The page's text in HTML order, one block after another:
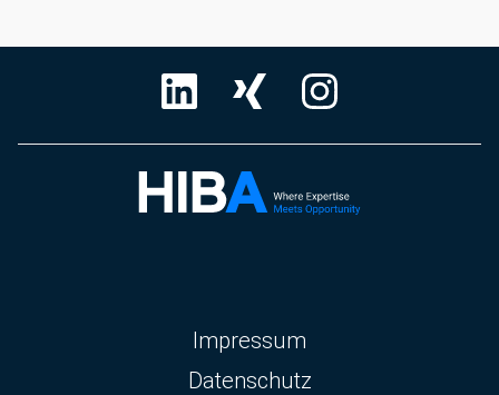
Navigation
überspringen
Impressum
Datenschutz